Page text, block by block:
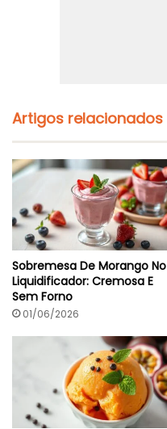
Artigos relacionados
Sobremesa De Morango No
Liquidificador: Cremosa E
Sem Forno
01/06/2026